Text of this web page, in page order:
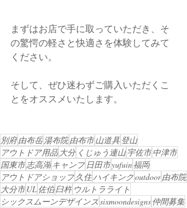
まずはお店で手に取っていただき、そ
の驚愕の軽さと快適さを体験してみて
ください。
そして、ぜひ迷わずご購入いただくこ
とをオススメいたします。
別府由布岳湯布院由布市山道具登山
アウトドア用品 大分 くじゅう連山宇佐市中津市
国東市志高湖 キャンプ 日田市yufuin福岡
アウトドアショップ 久住ハイキングoutdoor由布院
大分市UL佐伯臼杵 ウルトラライト
シックスムーンデザインズsixmoondesigns仲間募集